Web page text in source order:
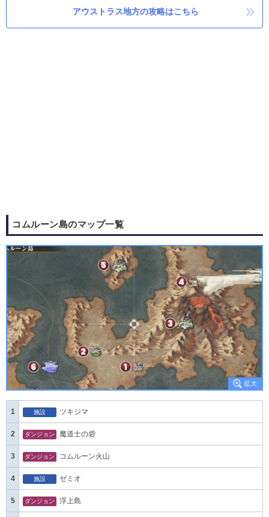
アウストラス地方の攻略はこちら
コムルーン島のマップ一覧
1 施設 ツキジマ
2 ダンジョン 魔道士の砦
3 ダンジョン コムルーン火山
4 施設 ゼミオ
5 ダンジョン 浮上島